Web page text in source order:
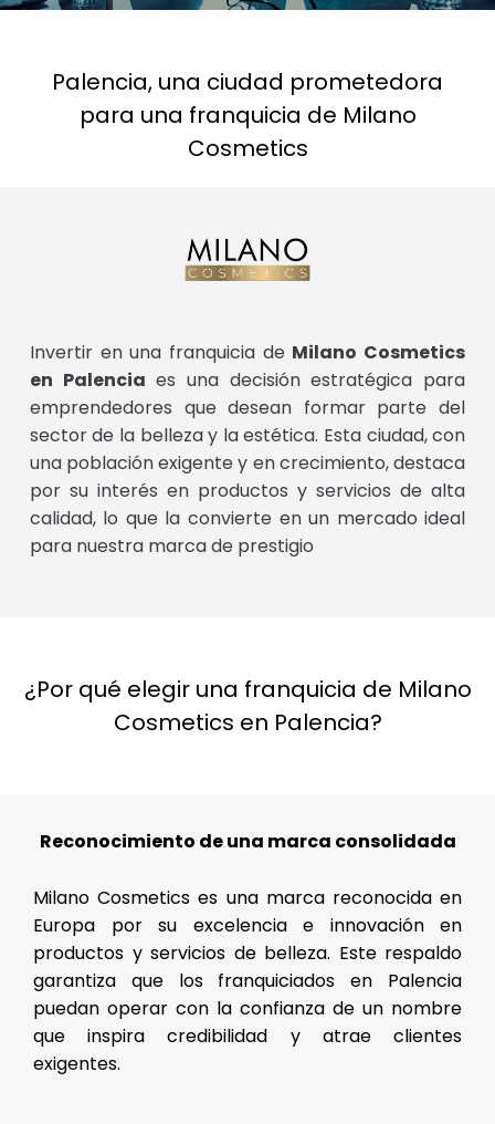
Palencia, una ciudad prometedora
para una franquicia de Milano
Cosmetics
Invertir en una franquicia de Milano Cosmetics
en Palencia es una decisión estratégica para
emprendedores que desean formar parte del
sector de la belleza y la estética. Esta ciudad, con
una población exigente y en crecimiento, destaca
por su interés en productos y servicios de alta
calidad, lo que la convierte en un mercado ideal
para nuestra marca de prestigio
¿Por qué elegir una franquicia de Milano
Cosmetics en Palencia?
Reconocimiento de una marca consolidada
Milano Cosmetics es una marca reconocida en
Europa por su excelencia e innovación en
productos y servicios de belleza. Este respaldo
garantiza que los franquiciados en Palencia
puedan operar con la confianza de un nombre
que inspira credibilidad y atrae clientes
exigentes.